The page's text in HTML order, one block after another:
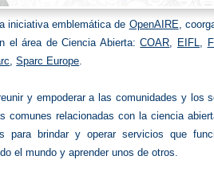
iniciativa emblemática de OpenAIRE,
el área de Ciencia Abierta:COAR, EIFL,
,Sparc Europe.
y empoderar a las comunidades y los
comunes relacionadas con la ciencia
para brindar y operar servicios que
el mundo y aprender unos de otros.